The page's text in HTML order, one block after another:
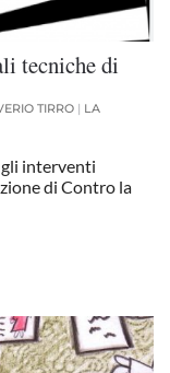
tecniche di
TIRRO | LA
interventi
di Contro la